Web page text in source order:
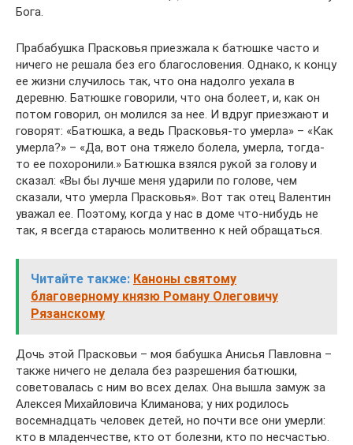
Бога.
Прабабушка Прасковья приезжала к батюшке часто и
ничего не решала без его благословения. Однако, к концу
ее жизни случилось так, что она надолго уехала в
деревню. Батюшке говорили, что она болеет, и, как он
потом говорил, он молился за нее. И вдруг приезжают и
говорят: «Батюшка, а ведь Прасковья-то умерла» – «Как
умерла?» – «Да, вот она тяжело болела, умерла, тогда-
то ее похоронили.» Батюшка взялся рукой за голову и
сказал: «Вы бы лучше меня ударили по голове, чем
сказали, что умерла Прасковья». Вот так отец Валентин
уважал ее. Поэтому, когда у нас в доме что-нибудь не
так, я всегда стараюсь молитвенно к ней обращаться.
Читайте также: Каноны святому
благоверному князю Роману Олеговичу
Рязанскому
Дочь этой Прасковьи – моя бабушка Анисья Павловна –
также ничего не делала без разрешения батюшки,
советовалась с ним во всех делах. Она вышла замуж за
Алексея Михайловича Климанова; у них родилось
восемнадцать человек детей, но почти все они умерли:
кто в младенчестве, кто от болезни, кто по несчастью.